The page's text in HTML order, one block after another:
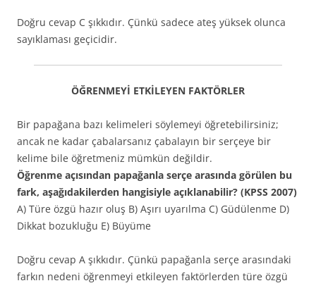
Doğru cevap C şıkkıdır. Çünkü sadece ateş yüksek olunca
sayıklaması geçicidir.
ÖĞRENMEYİ ETKİLEYEN FAKTÖRLER
Bir papağana bazı kelimeleri söylemeyi öğretebilirsiniz;
ancak ne kadar çabalarsanız çabalayın bir serçeye bir
kelime bile öğretmeniz mümkün değildir.
Öğrenme açısından papağanla serçe arasında görülen bu
fark, aşağıdakilerden hangisiyle açıklanabilir? (KPSS 2007)
A) Türe özgü hazır oluş B) Aşırı uyarılma C) Güdülenme D)
Dikkat bozukluğu E) Büyüme
Doğru cevap A şıkkıdır. Çünkü papağanla serçe arasındaki
farkın nedeni öğrenmeyi etkileyen faktörlerden türe özgü